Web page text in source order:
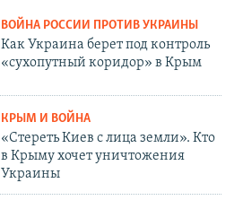
ВОЙНА РОССИИ ПРОТИВ УКРАИНЫ
Как Украина берет под контроль
«сухопутный коридор» в Крым
КРЫМ И ВОЙНА
«Стереть Киев с лица земли». Кто
в Крыму хочет уничтожения
Украины